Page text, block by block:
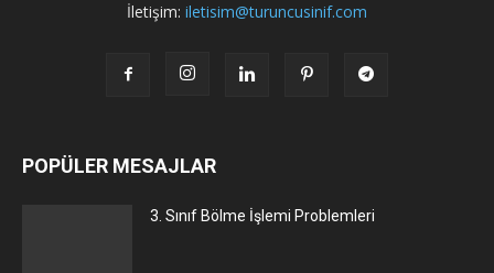
İletişim: iletisim@turuncusinif.com
POPÜLER MESAJLAR
3. Sınıf Bölme İşlemi Problemleri